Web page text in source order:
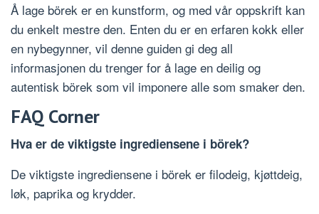
Å lage börek er en kunstform, og med vår oppskrift kan
du enkelt mestre den. Enten du er en erfaren kokk eller
en nybegynner, vil denne guiden gi deg all
informasjonen du trenger for å lage en deilig og
autentisk börek som vil imponere alle som smaker den.
FAQ Corner
Hva er de viktigste ingrediensene i börek?
De viktigste ingrediensene i börek er filodeig, kjøttdeig,
løk, paprika og krydder.